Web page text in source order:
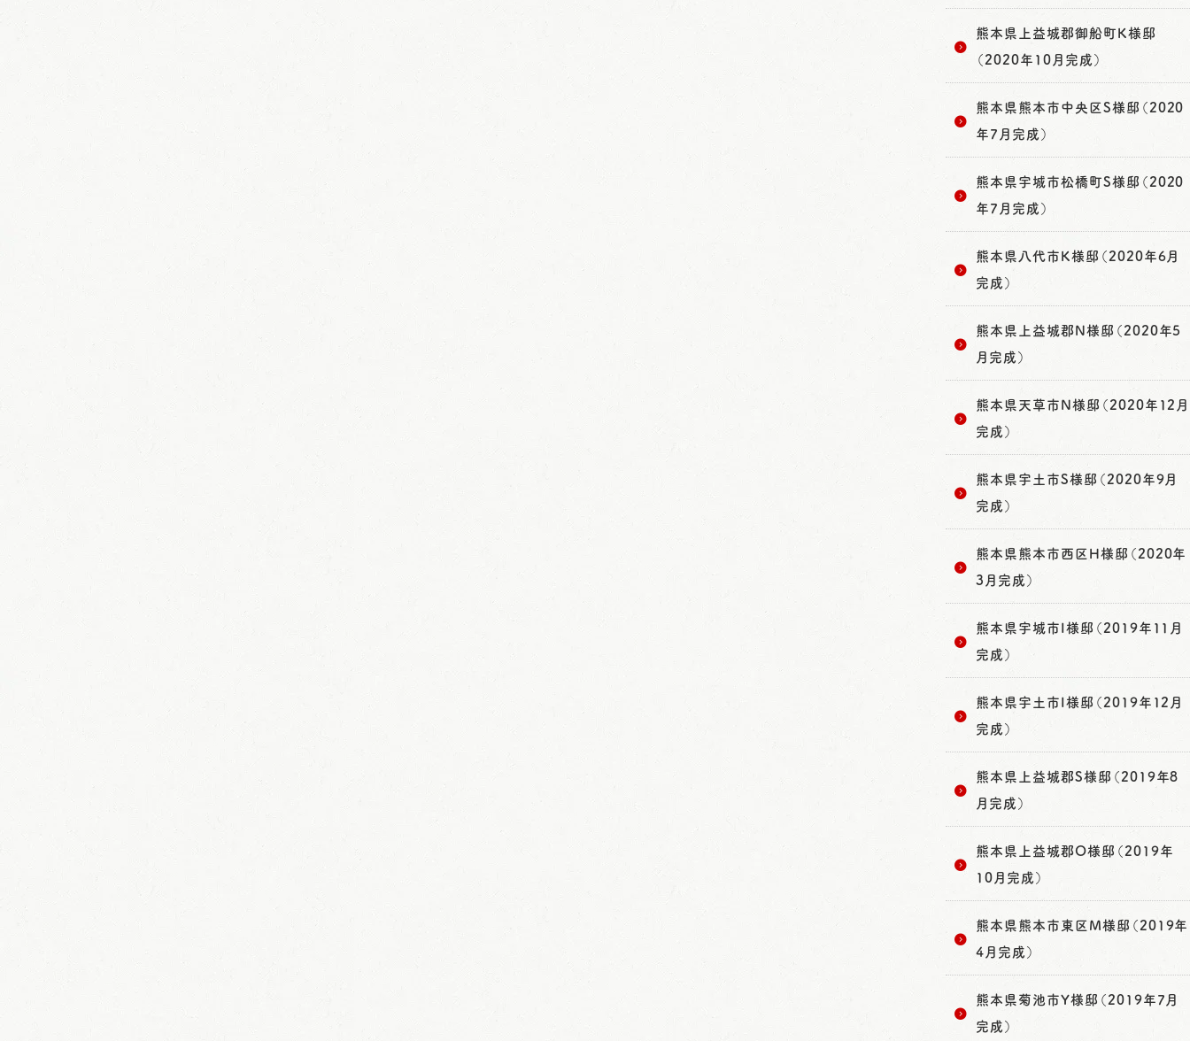
熊本県上益城郡御船町K様邸
（2020年10月完成）
熊本県熊本市中央区S様邸（2020
年7月完成）
熊本県宇城市松橋町S様邸（2020
年7月完成）
熊本県八代市K様邸（2020年6月
完成）
熊本県上益城郡N様邸（2020年5
月完成）
熊本県天草市N様邸（2020年12月
完成）
熊本県宇土市S様邸（2020年9月
完成）
熊本県熊本市西区H様邸（2020年
3月完成）
熊本県宇城市I様邸（2019年11月
完成）
熊本県宇土市I様邸（2019年12月
完成）
熊本県上益城郡S様邸（2019年8
月完成）
熊本県上益城郡O様邸（2019年
10月完成）
熊本県熊本市東区M様邸（2019年
4月完成）
熊本県菊池市Y様邸（2019年7月
完成）